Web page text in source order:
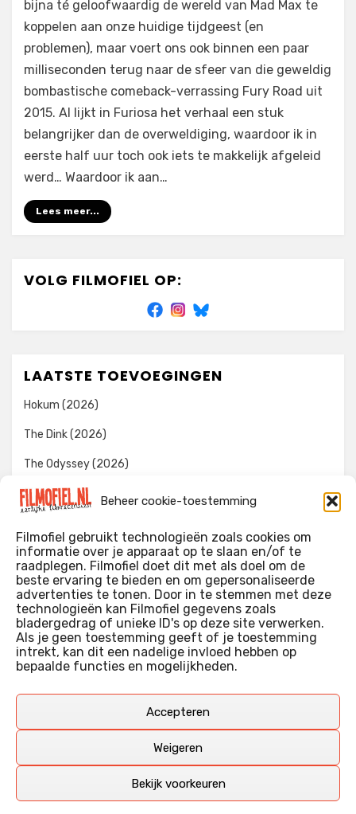
Beheer cookie-toestemming
Filmofiel gebruikt technologieën zoals cookies om
informatie over je apparaat op te slaan en/of te
raadplegen. Filmofiel doet dit met als doel om de
beste ervaring te bieden en om gepersonaliseerde
advertenties te tonen. Door in te stemmen met deze
technologieën kan Filmofiel gegevens zoals
bladergedrag of unieke ID's op deze site verwerken.
Als je geen toestemming geeft of je toestemming
intrekt, kan dit een nadelige invloed hebben op
bepaalde functies en mogelijkheden.
Accepteren
Weigeren
Bekijk voorkeuren
bijna té geloofwaardig de wereld van Mad Max te
koppelen aan onze huidige tijdgeest (en
problemen), maar voert ons ook binnen een paar
milliseconden terug naar de sfeer van die geweldig
bombastische comeback-verrassing Fury Road uit
2015. Al lijkt in Furiosa het verhaal een stuk
belangrijker dan de overweldiging, waardoor ik in
eerste half uur toch ook iets te makkelijk afgeleid
werd… Waardoor ik aan…
Lees meer...
VOLG FILMOFIEL OP:
LAATSTE TOEVOEGINGEN
Hokum (2026)
The Dink (2026)
The Odyssey (2026)
Evil Dead Burn (2026)
WIE IK BEN…?
Ik ben ooit begonnen met m’n recensies omdat ik zoveel
films keek dat ik af en toe niet meer wist welke ik nu wel of
niet gezien had. Ik ben een filmliefhebber, heb als hobby nog
erg lang in een videotheek gewerkt, en heb als coproducent
Deze recensies zijn dan ook vooral vrij pretentieloze
aangevuld met een groeiende kennis over de kunde én de
kunst van het maken van film.